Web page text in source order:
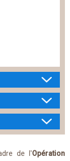
de l'Opération